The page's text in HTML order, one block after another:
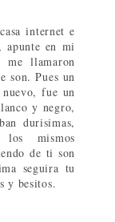
internet e
apunte en mi
me llamaron
son. Pues un
fue un
y negro,
durisimas,
mismos
de ti son
seguira tu
y besitos.